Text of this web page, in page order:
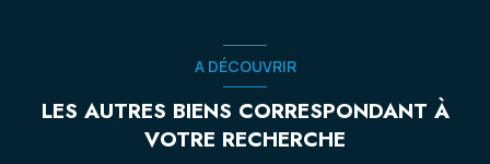
A DÉCOUVRIR
LES AUTRES BIENS CORRESPONDANT À
VOTRE RECHERCHE